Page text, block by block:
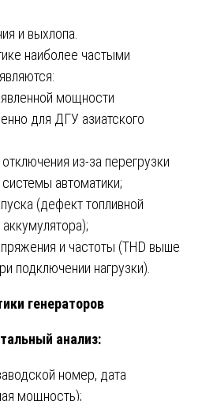
и выхлопа.
наиболее частыми
мощности
для ДГУ азиатского
из-за перегрузки
автоматики;
(дефект топливной
и частоты (THD выше
подключении нагрузки).
генераторов
анализ:
номер, дата
мощность);